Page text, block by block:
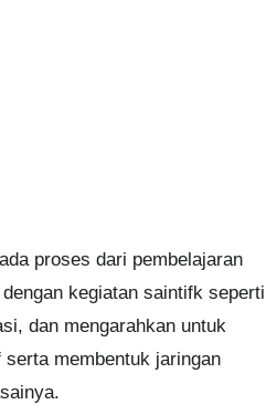
proses dari pembelajaran
kegiatan saintifk seperti
dan mengarahkan untuk
membentuk jaringan